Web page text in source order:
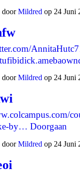
doorMildred op 24 Juni
doorMildred op 24 Juni
by… Doorgaan
doorMildred op 24 Juni